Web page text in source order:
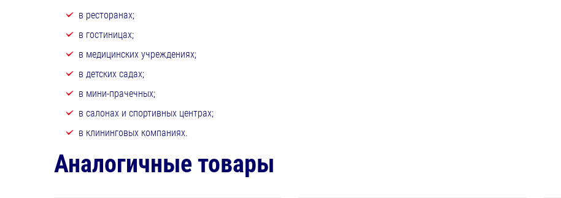
в ресторанах;
в гостиницах;
в медицинских учреждениях;
в детских садах;
в мини-прачечных;
в салонах и спортивных центрах;
в клининговых компаниях.
Аналогичные товары